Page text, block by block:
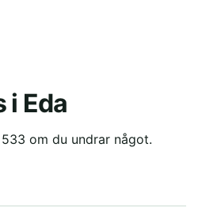
i Eda
om du undrar något.